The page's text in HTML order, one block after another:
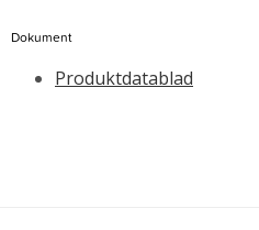
Dokument
Produktdatablad